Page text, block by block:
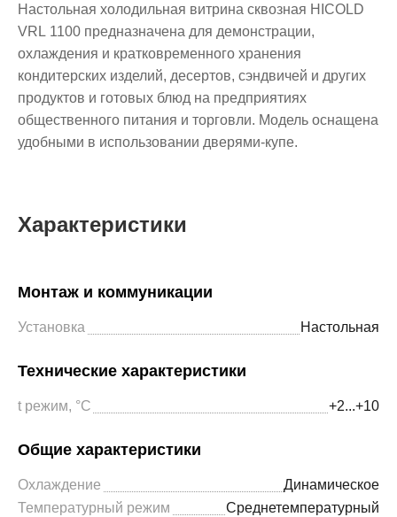
Настольная холодильная витрина сквозная HICOLD
VRL 1100 предназначена для демонстрации,
охлаждения и кратковременного хранения
кондитерских изделий, десертов, сэндвичей и других
продуктов и готовых блюд на предприятиях
общественного питания и торговли. Модель оснащена
удобными в использовании дверями-купе.
Характеристики
Монтаж и коммуникации
Установка Настольная
Технические характеристики
t режим, °С +2...+10
Общие характеристики
Охлаждение
Динамическое
Температурный режим
Среднетемпературный